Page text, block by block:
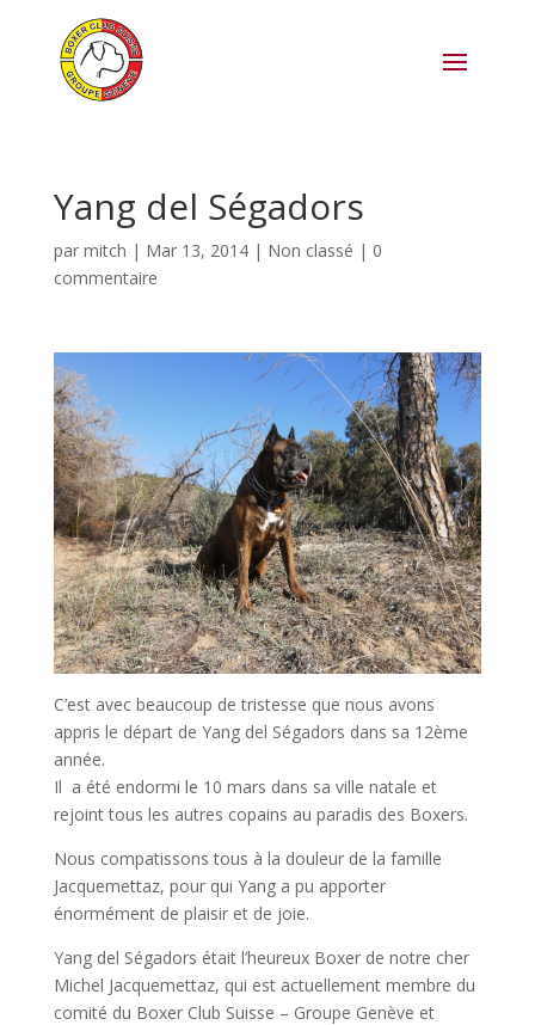
Yang del Ségadors
par mitch | Mar 13, 2014| Non classé | 0
commentaire
C’est avec beaucoup de tristesse que nous avons
appris le départ de Yang del Ségadors dans sa 12ème
année.
Il a été endormi le 10 mars dans sa ville natale et
rejoint tous les autres copains au paradis des Boxers.
Nous compatissons tous à la douleur de la famille
Jacquemettaz, pour qui Yang a pu apporter
énormément de plaisir et de joie.
Yang del Ségadors était l’heureux Boxer de notre cher
Michel Jacquemettaz, qui est actuellement membre du
comité du Boxer Club Suisse – Groupe Genève et